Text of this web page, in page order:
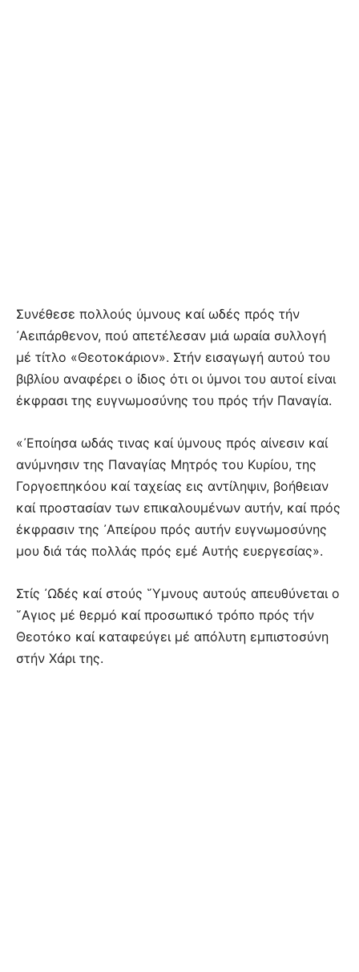
Συνέθεσε πολλούς ύμνους καί ωδές πρός τήν
᾿Αειπάρθενον, πού απετέλεσαν μιά ωραία συλλογή
μέ τίτλο «Θεοτοκάριον». Στήν εισαγωγή αυτού του
βιβλίου αναφέρει ο ίδιος ότι οι ύμνοι του αυτοί είναι
έκφρασι της ευγνωμοσύνης του πρός τήν Παναγία.
«᾿Εποίησα ωδάς τινας καί ύμνους πρός αίνεσιν καί
ανύμνησιν της Παναγίας Μητρός του Κυρίου, της
Γοργοεπηκόου καί ταχείας εις αντίληψιν, βοήθειαν
καί προστασίαν των επικαλουμένων αυτήν, καί πρός
έκφρασιν της ᾿Απείρου πρός αυτήν ευγνωμοσύνης
μου διά τάς πολλάς πρός εμέ Αυτής ευεργεσίας».
Στίς ᾿Ωδές καί στούς ῞Υμνους αυτούς απευθύνεται ο
῞Αγιος μέ θερμό καί προσωπικό τρόπο πρός τήν
Θεοτόκο καί καταφεύγει μέ απόλυτη εμπιστοσύνη
στήν Χάρι της.